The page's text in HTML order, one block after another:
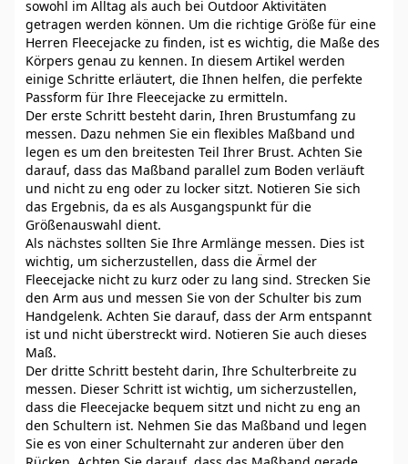
sowohl im Alltag als auch bei Outdoor Aktivitäten
getragen werden können. Um die richtige Größe für eine
Herren Fleecejacke zu finden, ist es wichtig, die Maße des
Körpers genau zu kennen. In diesem Artikel werden
einige Schritte erläutert, die Ihnen helfen, die perfekte
Passform für Ihre Fleecejacke zu ermitteln.
Der erste Schritt besteht darin, Ihren Brustumfang zu
messen. Dazu nehmen Sie ein flexibles Maßband und
legen es um den breitesten Teil Ihrer Brust. Achten Sie
darauf, dass das Maßband parallel zum Boden verläuft
und nicht zu eng oder zu locker sitzt. Notieren Sie sich
das Ergebnis, da es als Ausgangspunkt für die
Größenauswahl dient.
Als nächstes sollten Sie Ihre Armlänge messen. Dies ist
wichtig, um sicherzustellen, dass die Ärmel der
Fleecejacke nicht zu kurz oder zu lang sind. Strecken Sie
den Arm aus und messen Sie von der Schulter bis zum
Handgelenk. Achten Sie darauf, dass der Arm entspannt
ist und nicht überstreckt wird. Notieren Sie auch dieses
Maß.
Der dritte Schritt besteht darin, Ihre Schulterbreite zu
messen. Dieser Schritt ist wichtig, um sicherzustellen,
dass die Fleecejacke bequem sitzt und nicht zu eng an
den Schultern ist. Nehmen Sie das Maßband und legen
Sie es von einer Schulternaht zur anderen über den